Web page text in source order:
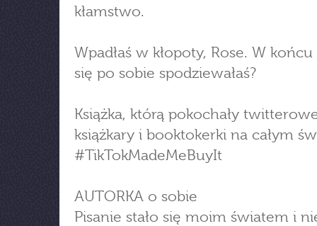
kłamstwo.
Wpadłaś w kłopoty, Rose. W
się po sobie spodziewałaś?
Książka, którą pokochały
książkary i booktokerki na całym
#TikTokMadeMeBuyIt
AUTORKA o sobie
Pisanie stało się moim światem i